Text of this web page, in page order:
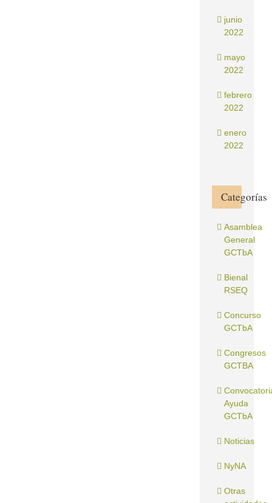
junio
2022
mayo
2022
febrero
2022
enero
2022
Categorías
Asamblea
General
GCTbA
Bienal
RSEQ
Concurso
GCTbA
Congresos
GCTBA
Ayuda
GCTbA
Noticias
NyNA
Otras